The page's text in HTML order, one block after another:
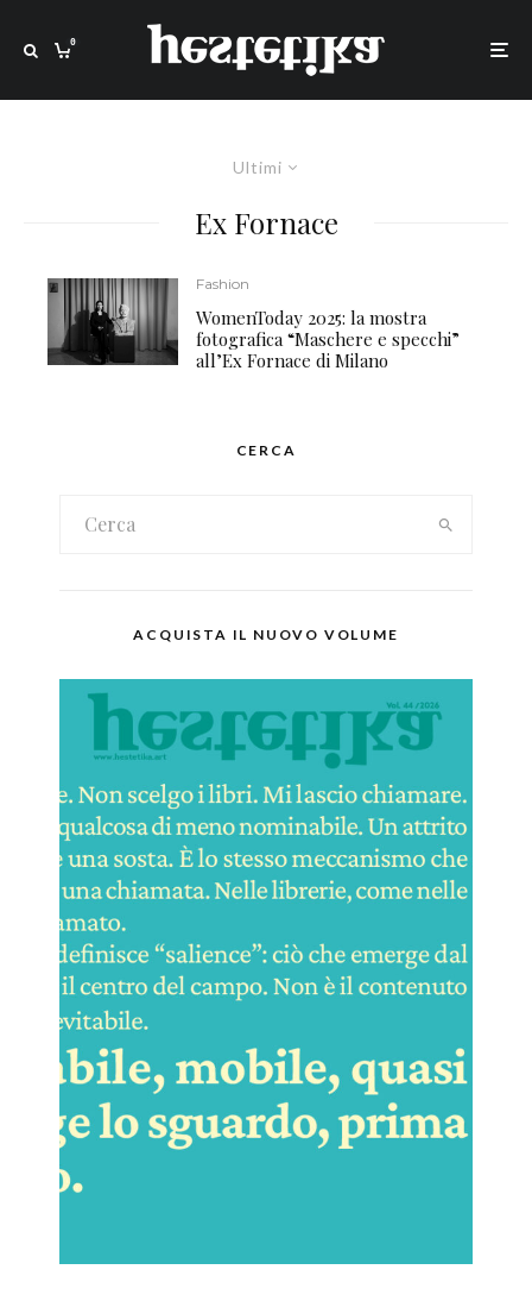
0
Ultimi
Ex Fornace
Fashion
WomenToday 2025: la mostra
fotografica “Maschere e specchi”
all’Ex Fornace di Milano
CERCA
ACQUISTA IL NUOVO VOLUME